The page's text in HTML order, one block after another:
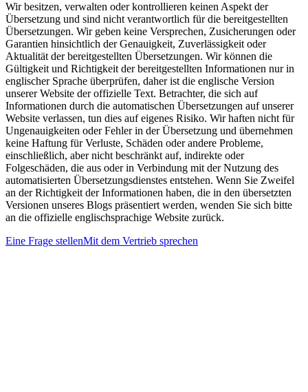
Wir besitzen, verwalten oder kontrollieren keinen Aspekt der
Übersetzung und sind nicht verantwortlich für die bereitgestellten
Übersetzungen. Wir geben keine Versprechen, Zusicherungen oder
Garantien hinsichtlich der Genauigkeit, Zuverlässigkeit oder
Aktualität der bereitgestellten Übersetzungen. Wir können die
Gültigkeit und Richtigkeit der bereitgestellten Informationen nur in
englischer Sprache überprüfen, daher ist die englische Version
unserer Website der offizielle Text. Betrachter, die sich auf
Informationen durch die automatischen Übersetzungen auf unserer
Website verlassen, tun dies auf eigenes Risiko. Wir haften nicht für
Ungenauigkeiten oder Fehler in der Übersetzung und übernehmen
keine Haftung für Verluste, Schäden oder andere Probleme,
einschließlich, aber nicht beschränkt auf, indirekte oder
Folgeschäden, die aus oder in Verbindung mit der Nutzung des
automatisierten Übersetzungsdienstes entstehen. Wenn Sie Zweifel
an der Richtigkeit der Informationen haben, die in den übersetzten
Versionen unseres Blogs präsentiert werden, wenden Sie sich bitte
an die offizielle englischsprachige Website zurück.
Eine Frage stellenMit dem Vertrieb sprechen